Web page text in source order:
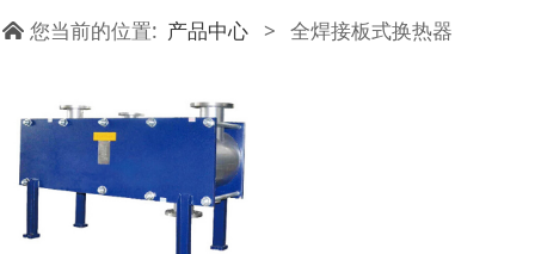
您当前的位置: 产品中心 > 全焊接板式换热器